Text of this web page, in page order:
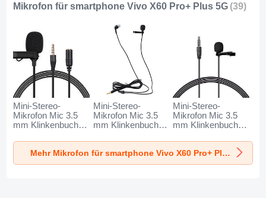
Mikrofon für smartphone Vivo X60 Pro+ Plus 5G (39)
Mini-Stereo-
Mikrofon Mic 3.5
mm Klinkenbuchse
Pro+ Plus 5G
Schwarz
Mini-Stereo-
Mikrofon Mic 3.5
mm Klinkenbuchse
Pro+ Plus 5G
Schwarz
Mini-Stereo-
Mikrofon Mic 3.5
mm Klinkenbuchse
Pro+ Plus 5G
Schwarz
Mehr Mikrofon für smartphone Vivo X60 Pro+ Plus 5G